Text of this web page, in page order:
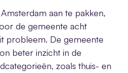
aan te pakken,
de gemeente acht
probleem. De gemeente
beter inzicht in de
zoals thuis- en